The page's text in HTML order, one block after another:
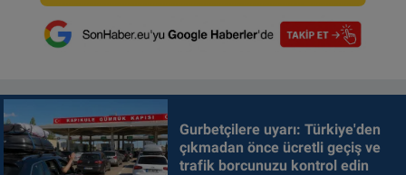
Gurbetçilere uyarı: Türkiye'den
çıkmadan önce ücretli geçiş ve
trafik borcunuzu kontrol edin